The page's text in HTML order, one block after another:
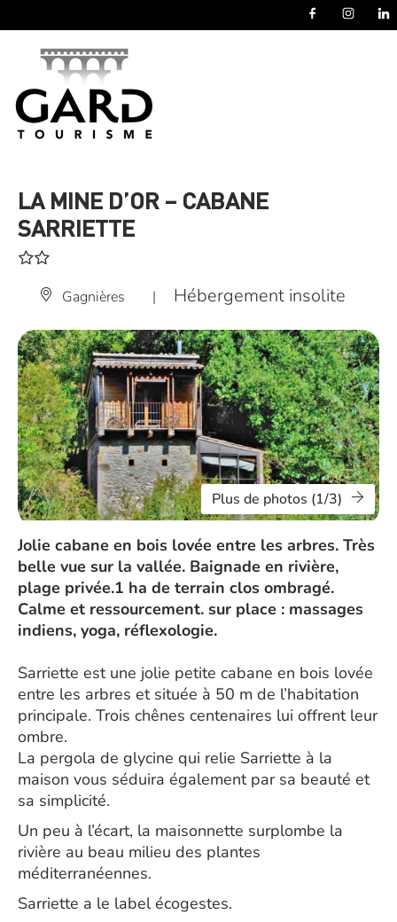
LA MINE D’OR – CABANE
SARRIETTE
Gagnières | Hébergement insolite
Plus de photos (1/3)
Jolie cabane en bois lovée entre les arbres. Très
belle vue sur la vallée. Baignade en rivière,
plage privée.1 ha de terrain clos ombragé.
Calme et ressourcement. sur place : massages
indiens, yoga, réflexologie.
Sarriette est une jolie petite cabane en bois lovée
entre les arbres et située à 50 m de l’habitation
principale. Trois chênes centenaires lui offrent leur
ombre.
La pergola de glycine qui relie Sarriette à la
maison vous séduira également par sa beauté et
sa simplicité.
Un peu à l’écart, la maisonnette surplombe la
rivière au beau milieu des plantes
méditerranéennes.
Sarriette a le label écogestes.